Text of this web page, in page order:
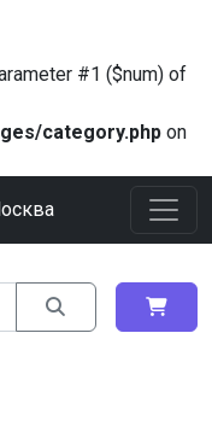
#1 ($num) of
category.php on